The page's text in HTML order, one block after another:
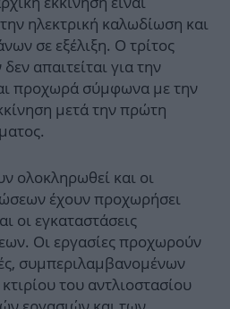
ηλεκτρική καλωδίωση και
σε εξέλιξη. Ο τρίτος
απαιτείται για την
προχωρά σύμφωνα με την
μετά την πρώτη
ολοκληρωθεί και οι
έχουν προχωρήσει
οι εγκαταστάσεις
Οι εργασίες προχωρούν
συμπεριλαμβανομένων
του αντλιοστασίου